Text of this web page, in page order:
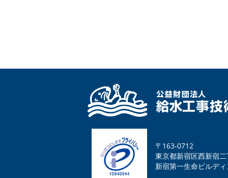
〒163-0712
東京都新宿区西新宿
新宿第一生命ビルデ